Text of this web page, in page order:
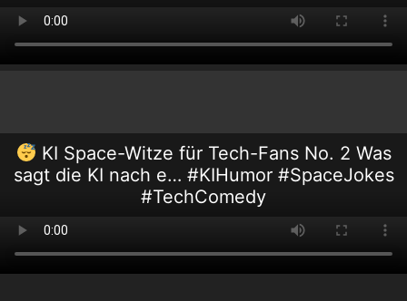
KI Space-Witze für Tech-Fans No. 2 Was
sagt die KI nach e… #KIHumor #SpaceJokes
#TechComedy